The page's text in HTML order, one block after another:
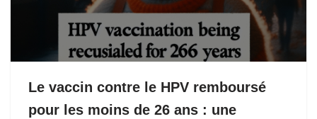
Le vaccin contre le HPV remboursé
pour les moins de 26 ans : une